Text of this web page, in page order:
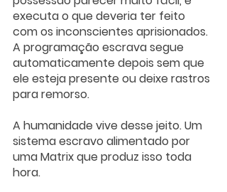
executa o que deveria ter feito
com os inconscientes aprisionados.
A programação escrava segue
automaticamente depois sem que
ele esteja presente ou deixe rastros
para remorso.
A humanidade vive desse jeito. Um
sistema escravo alimentado por
uma Matrix que produz isso toda
hora.